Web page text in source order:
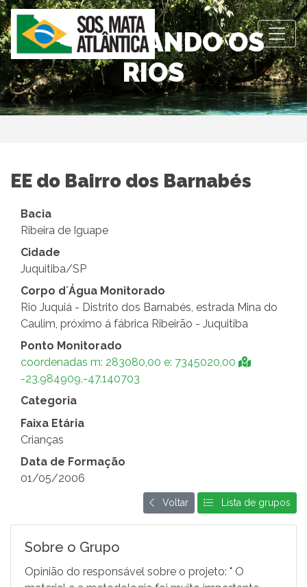
OBSERVANDO OS
RIOS
EE do Bairro dos Barnabés
Bacia
Ribeira de Iguape
Cidade
Juquitiba/SP
Corpo d´Água Monitorado
Rio Juquiá - Distrito dos Barnabés, estrada Mina do
Caulim, próximo á fábrica Ribeirão - Juquitiba
Ponto Monitorado
coordenadas m: 283080,00 e: 7345020,00
-23.984909,-47.140703
Categoria
Faixa Etária
Crianças
Data de Formação
01/05/2006
Voltar Lista de grupos
Sobre o Grupo
Opinião do responsável sobre o projeto: " O